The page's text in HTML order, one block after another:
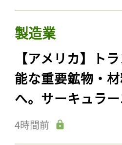
製造業
【アメリカ】ト
能な重要鉱物・
へ。サーキュラ
4時間前